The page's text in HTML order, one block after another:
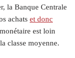
la Banque Centrale
achats et donc
est loin
classe moyenne.